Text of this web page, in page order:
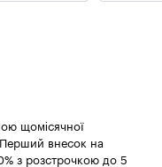
щомісячної
внесок на
з розстрочкою до 5